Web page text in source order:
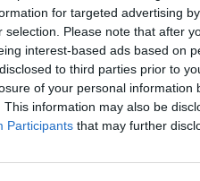
for targeted advertising
selection. Please note that after
interest-based ads based on
to third parties prior to
of your personal information
This information may also be
Participants that may further